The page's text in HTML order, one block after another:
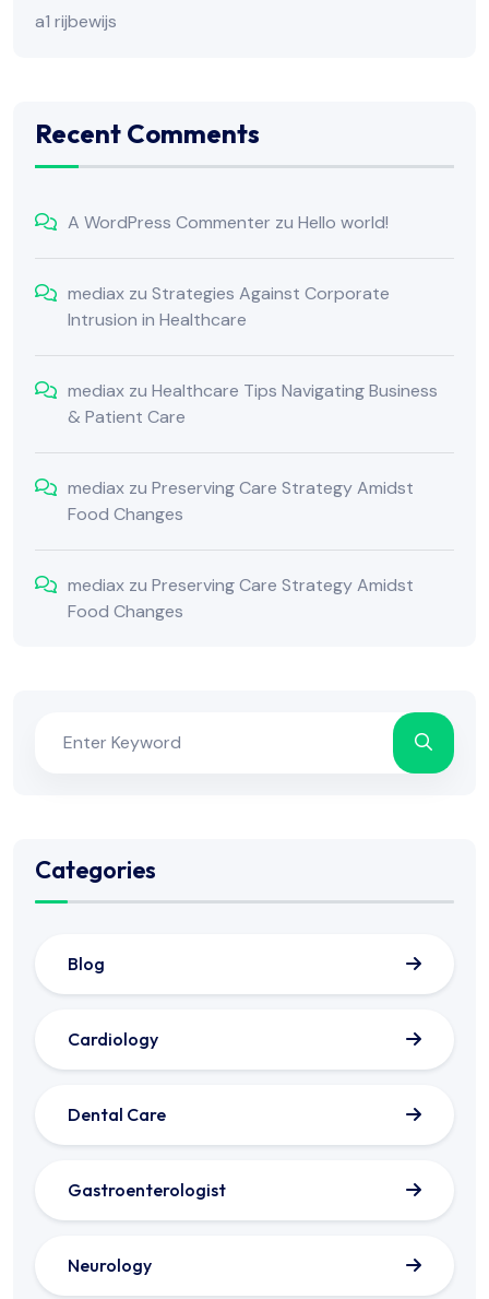
a1 rijbewijs
Recent Comments
A WordPress Commenter zu Hello world!
mediax zu Strategies Against Corporate
Intrusion in Healthcare
mediax zu Healthcare Tips Navigating Business
& Patient Care
mediax zu Preserving Care Strategy Amidst
Food Changes
mediax zu Preserving Care Strategy Amidst
Food Changes
Categories
Blog
Cardiology
Dental Care
Gastroenterologist
Neurology